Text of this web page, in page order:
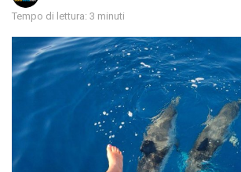
Tempo di lettura: 3 minuti